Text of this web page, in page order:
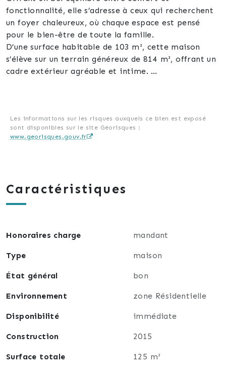
fonctionnalité, elle s’adresse à ceux qui recherchent
un foyer chaleureux, où chaque espace est pensé
pour le bien-être de toute la famille.
D’une surface habitable de 103 m², cette maison
s’élève sur un terrain généreux de 814 m², offrant un
cadre extérieur agréable et intime.
- Trois chambres de 10 à 13m2 lumineuses qui
invitent au repos.
Le chauffage par pompe à chaleur air/eau assure une
ambiance douce et économique tout au long de
un espace sécurisé pour votre véhicule et du
rangement supplémentaire.
calme, propice à une vie paisible tout en restant
N’hésitez pas à venir la découvrir pour ressentir tout
le potentiel qu’elle offre.
Les informations sur les risques auxquels ce bien est exposé
sont disponibles sur le site Géorisques :
www.georisques.gouv.fr
Caractéristiques
Honoraires charge mandant
Type maison
État général bon
Environnement zone Résidentielle
Disponibilité immédiate
Construction 2015
Surface totale 125 m²